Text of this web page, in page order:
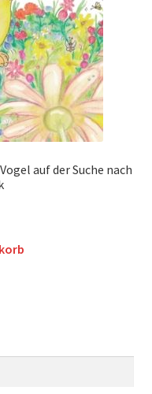
auf der Suche nach